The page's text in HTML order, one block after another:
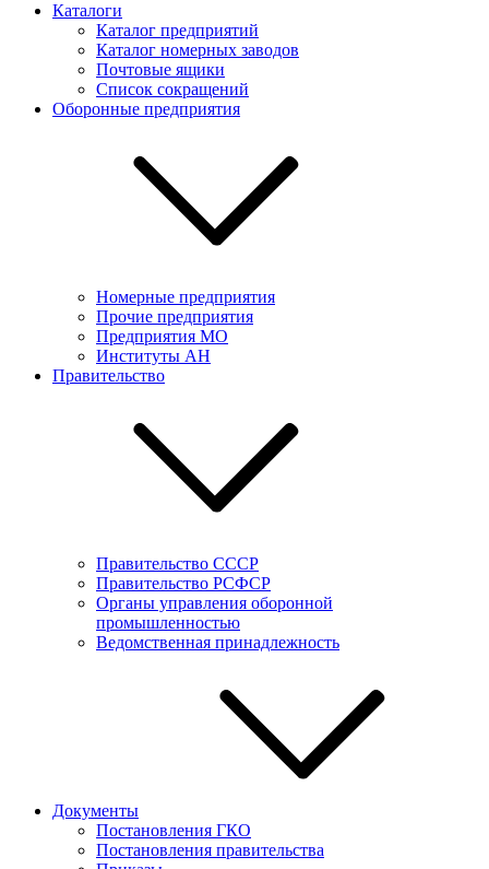
Каталоги
Каталог предприятий
Каталог номерных заводов
Почтовые ящики
Список сокращений
Оборонные предприятия
Номерные предприятия
Прочие предприятия
Предприятия МО
Институты АН
Правительство
Правительство СССР
Правительство РСФСР
Органы управления оборонной
промышленностью
Ведомственная принадлежность
Документы
Постановления ГКО
Постановления правительства